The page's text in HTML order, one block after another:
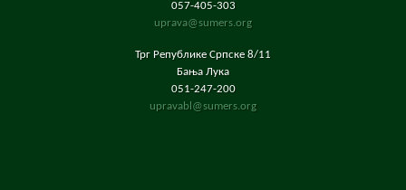
057-405-303
uprava@sumers.org
Трг Републике Српске 8/11
Бања Лука
051-247-200
upravabl@sumers.org